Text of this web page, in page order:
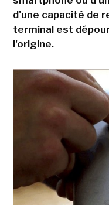
d'une capacité de
terminal est
l'origine.